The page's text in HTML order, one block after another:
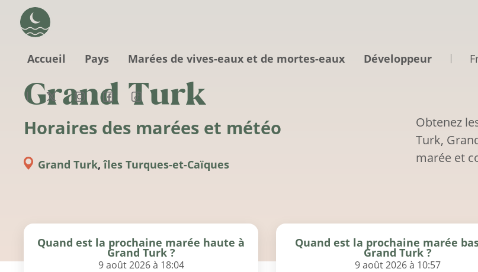
Accueil
Pays Marées de vives-eaux et de mortes-eaux Développeur
Grand Turk
Horaires des marées et météo
Grand Turk,îles Turques-et-Caïques
Obtenez
Turk,
marée et
Quand est la prochaine marée haute à
Grand Turk ?
9 août 2026 à 18:04
Quand est la prochaine marée
Grand Turk ?
9 août 2026 à 10:57